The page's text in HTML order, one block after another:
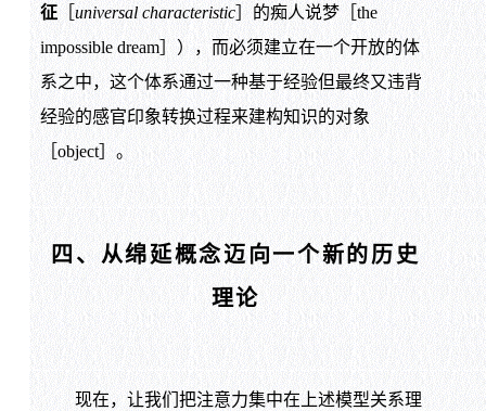
征［ universal characteristic］的痴人说梦［the
impossible dream］），而必须建立在一个开放的体
系之中，这个体系通过一种基于经验但最终又违背
经验的感官印象转换过程来建构知识的对象
［object］。
四、从绵延概念迈向一个新的历史
理论
现在，让我们把注意力集中在上述模型关系理